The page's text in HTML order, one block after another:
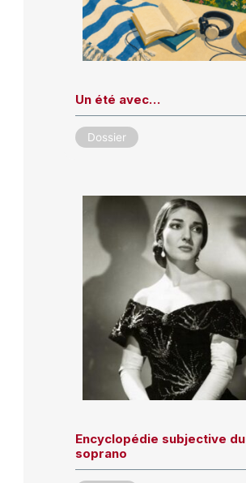
Un été avec…
Dossier
Encyclopédie subjective du
soprano